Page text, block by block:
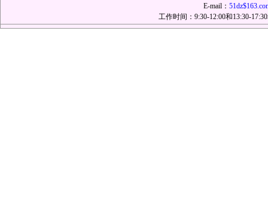
E-mail：
工作时间：9:30-12:00和13:30-